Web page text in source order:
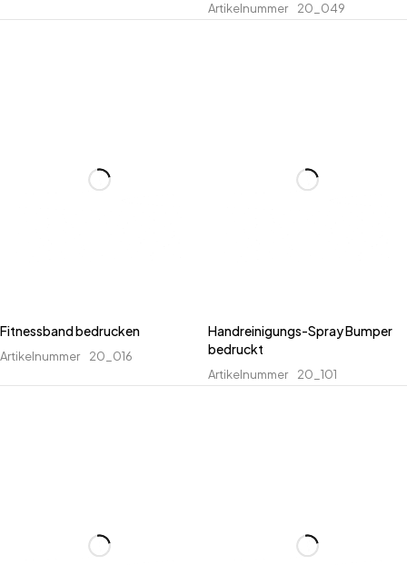
Artikelnummer 20_049
Fitnessband bedrucken
Artikelnummer 20_016
Handreinigungs-Spray Bumper
bedruckt
Artikelnummer 20_101